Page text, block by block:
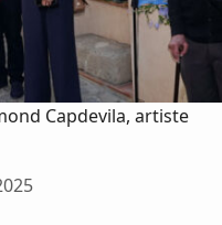
Capdevila, artiste